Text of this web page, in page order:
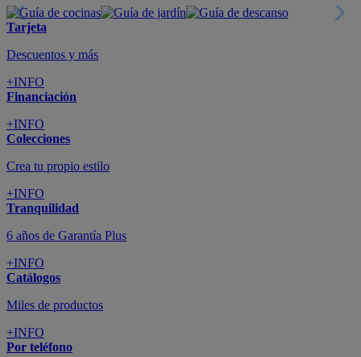
Tarjeta
Descuentos y más
+INFO
Financiación
+INFO
Colecciones
Crea tu propio estilo
+INFO
Tranquilidad
6 años de Garantía Plus
+INFO
Catálogos
Miles de productos
+INFO
Por teléfono